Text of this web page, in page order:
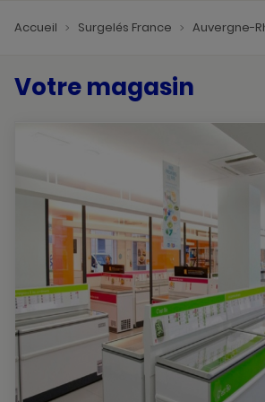
Accueil Surgelés France Auvergne-
Votre magasin